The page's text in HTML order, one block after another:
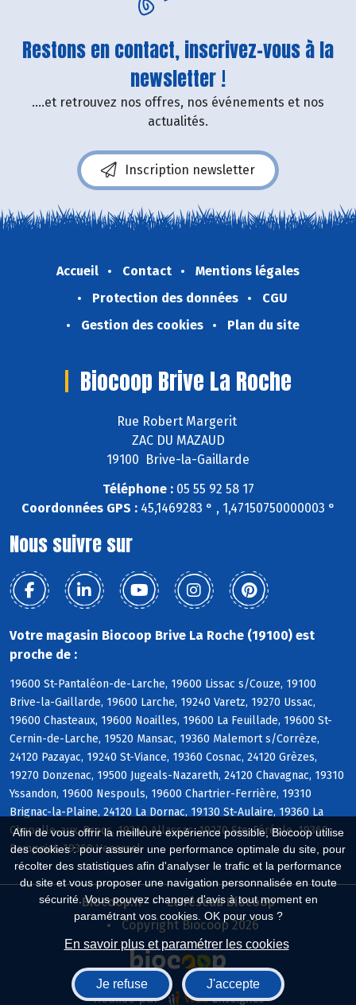
Afin de vous offrir la meilleure expérience possible, Biocoop utilise
des cookies : pour assurer une performance optimale du site, pour
récolter des statistiques afin d'analyser le trafic et la performance
du site et vous proposer une navigation personnalisée en toute
sécurité. Vous pouvez changer d'avis à tout moment en
paramétrant vos cookies. OK pour vous ?
En savoir plus et paramétrer les cookies
Je refuse J'accepte
Restons en contact, inscrivez-vous à la
newsletter !
....et retrouvez nos offres, nos événements et nos
actualités.
Inscription newsletter
Accueil Contact
Mentions légales
Protection des données
CGU
Gestion des cookies
Plan du site
Biocoop Brive La Roche
Rue Robert Margerit
ZAC DU MAZAUD
19100 Brive-la-Gaillarde
Téléphone :05 55 92 58 17
Coordonnées GPS :45,1469283 ° , 1,47150750000003 °
Nous suivre sur
Votre magasin Biocoop Brive La Roche (19100) est
proche de :
19600 St-Pantaléon-de-Larche, 19600 Lissac s/Couze, 19100
Brive-la-Gaillarde, 19600 Larche, 19240 Varetz, 19270 Ussac,
19600 Chasteaux, 19600 Noailles, 19600 La Feuillade, 19600 St-
Cernin-de-Larche, 19520 Mansac, 19360 Malemort s/Corrèze,
24120 Pazayac, 19240 St-Viance, 19360 Cosnac, 24120 Grèzes,
19270 Donzenac, 19500 Jugeals-Nazareth, 24120 Chavagnac, 19310
Yssandon, 19600 Nespouls, 19600 Chartrier-Ferrière, 19310
Brignac-la-Plaine, 24120 La Dornac, 19130 St-Aulaire, 19360 La
Chapelle-aux-Brocs, 19240 Allassac, 19270 Ste-Féréole, 19360
Dampniat, 19360 Venarsal
Biocoop.fr
Le réseau Biocoop
Copyright Biocoop 2026
Réalisé par